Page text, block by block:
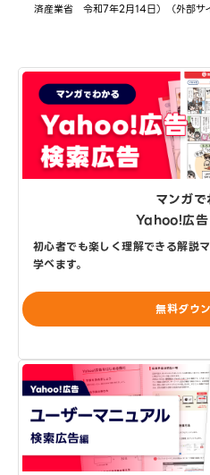
済産業省 令和7年2月14日）（外部サ
マンガ
Yahoo!広
初心者でも楽しく理解できる解説
学べます。
無料ダウ